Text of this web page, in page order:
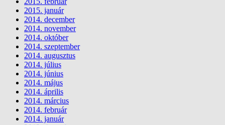
2015. január
2014. december
2014. november
2014. október
2014. szeptember
2014. augusztus
2014. július
2014. június
2014. május
2014. április
2014. március
2014. február
2014. január